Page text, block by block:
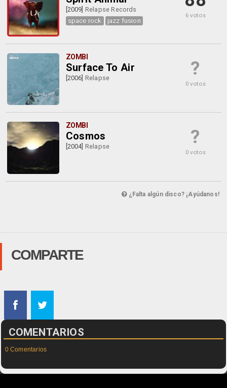
[2009] Relapse Records
space rock
jazz fusion
6 votos
ZOMBI
Surface To Air
[2006] Relapse ?
0 votos
ZOMBI
Cosmos
[2004] Relapse ?
0 votos
¿Falta algún disco? ¡Ayúdanos!
COMPARTE
COMENTARIOS
0 Comentarios